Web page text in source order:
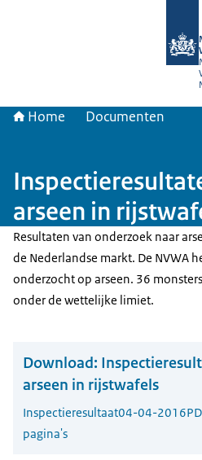
Home Documenten
arseen in
Resultaten van onderzoek naar
de Nederlandse markt. De NVWA
onderzocht op arseen. 36
onder de wettelijke limiet.
Download:
arseen in rijstwafels
Inspectieresultaat04-04-2016
pagina's